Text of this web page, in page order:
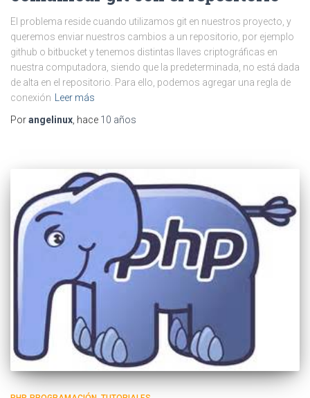
El problema reside cuando utilizamos git en nuestros proyecto, y
queremos enviar nuestros cambios a un repositorio, por ejemplo
github o bitbucket y tenemos distintas llaves criptográficas en
nuestra computadora, siendo que la predeterminada, no está dada
de alta en el repositorio. Para ello, podemos agregar una regla de
conexión Leer más
Porangelinux, hace 10 años